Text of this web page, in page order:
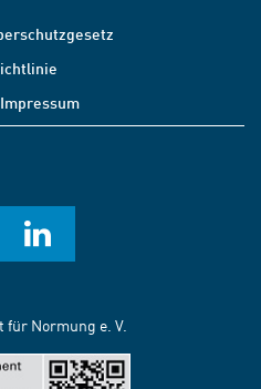
Impressum
Normung e. V.